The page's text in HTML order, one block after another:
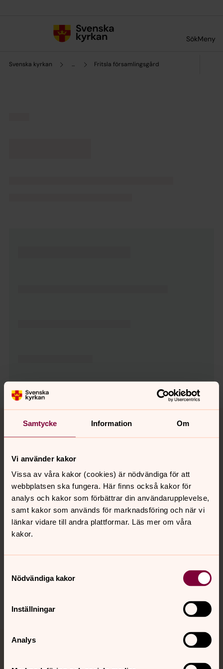
Samtycke Information Om
Vi använder kakor
Vissa av våra kakor (cookies) är nödvändiga för att
webbplatsen ska fungera. Här finns också kakor för
analys och kakor som förbättrar din användarupplevelse,
samt kakor som används för marknadsföring och när vi
länkar vidare till andra plattformar. Läs mer om våra
kakor.
Nödvändiga kakor
Inställningar
Analys
SökMeny
Svenska kyrkan ... Fritsla församlingsgård
Tillbaka till toppen
Tillbaka till innehållet
Kontakt
Kalender
Hitta snabbt
Sociala kanaler